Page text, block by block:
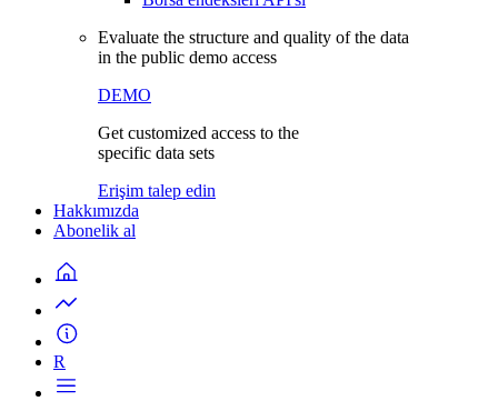
Evaluate the structure and quality of the data
in the public demo access
DEMO
Get customized access to the
specific data sets
Erişim talep edin
Hakkımızda
Abonelik al
R